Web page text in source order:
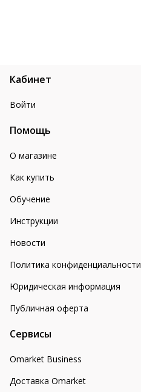
Кабинет
Войти
Помощь
О магазине
Как купить
Обучение
Инструкции
Новости
Политика конфиденциальности
Юридическая информация
Публичная оферта
Сервисы
Omarket Business
Доставка Omarket